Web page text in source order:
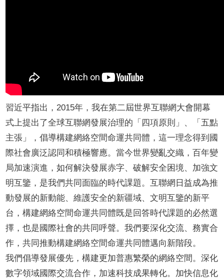
習近平指出，2015年，我在第二屆世界互聯網大會開幕
式上提出了全球互聯網發展治理的「四項原則」、「五點
主張」，倡導構建網絡空間命運共同體，這一理念得到國
際社會廣泛認同和積極響應。當今世界變亂交織，百年變
局加速演進，如何解決發展赤字、破解安全困境、加強文
明互鑒，是我們共同面臨的時代課題。互聯網日益成為推
動發展的新動能、維護安全的新疆域、文明互鑒的新平
台，構建網絡空間命運共同體既是回答時代課題的必然選
擇，也是國際社會的共同呼聲。我們要深化交流、務實合
作，共同推動構建網絡空間命運共同體邁向新階段。
我們倡導發展優先，構建更加普惠繁榮的網絡空間。深化
數字領域國際交流合作，加速科技成果轉化。加快信息化